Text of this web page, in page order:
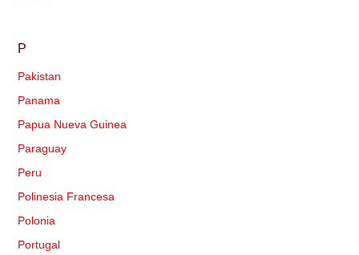
P
Pakistan
Panama
Papua Nueva Guinea
Paraguay
Peru
Polinesia Francesa
Polonia
Portugal